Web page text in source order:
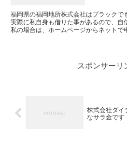
福岡県の福岡地所株式会社はブラックで
実際に私自身も借りた事があるので、自
私の場合は、ホームページからネットで
スポンサーリ
株式会社ダイ
なサラ金です